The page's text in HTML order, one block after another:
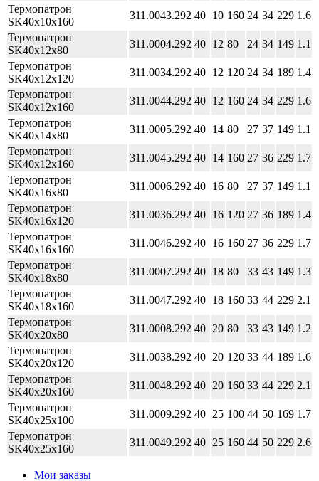
Термопатрон
SK40x10x160
311.0043.292 40 10 160 24 34 229 1.6
Термопатрон
SK40x12x80
311.0004.292 40 12 80 24 34 149 1.1
Термопатрон
SK40x12x120
311.0034.292 40 12 120 24 34 189 1.4
Термопатрон
SK40x12x160
311.0044.292 40 12 160 24 34 229 1.6
Термопатрон
SK40x14x80
311.0005.292 40 14 80 27 37 149 1.1
Термопатрон
SK40x12x160
311.0045.292 40 14 160 27 36 229 1.7
Термопатрон
SK40x16x80
311.0006.292 40 16 80 27 37 149 1.1
Термопатрон
SK40x16x120
311.0036.292 40 16 120 27 36 189 1.4
Термопатрон
SK40x16x160
311.0046.292 40 16 160 27 36 229 1.7
Термопатрон
SK40x18x80
311.0007.292 40 18 80 33 43 149 1.3
Термопатрон
SK40x18x160
311.0047.292 40 18 160 33 44 229 2.1
Термопатрон
SK40x20x80
311.0008.292 40 20 80 33 43 149 1.2
Термопатрон
SK40x20x120
311.0038.292 40 20 120 33 44 189 1.6
Термопатрон
SK40x20x160
311.0048.292 40 20 160 33 44 229 2.1
Термопатрон
SK40x25x100
311.0009.292 40 25 100 44 50 169 1.7
Термопатрон
SK40x25x160
311.0049.292 40 25 160 44 50 229 2.6
Мои заказы